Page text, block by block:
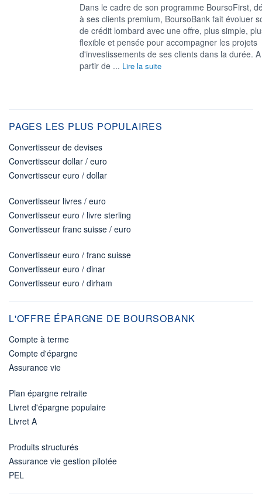
Dans le cadre de son programme BoursoFirst,
à ses clients premium, BoursoBank fait évoluer
de crédit lombard avec une offre, plus simple,
flexible et pensée pour accompagner les projets
d'investissements de ses clients dans la durée. A
partir de ... Lire la suite
PAGES LES PLUS POPULAIRES
Convertisseur de devises
Convertisseur dollar / euro
Convertisseur euro / dollar
Convertisseur livres / euro
Convertisseur euro / livre sterling
Convertisseur franc suisse / euro
Convertisseur euro / franc suisse
Convertisseur euro / dinar
Convertisseur euro / dirham
L'OFFRE ÉPARGNE DE BOURSOBANK
Compte à terme
Compte d'épargne
Assurance vie
Plan épargne retraite
Livret d'épargne populaire
Livret A
Produits structurés
Assurance vie gestion pilotée
PEL